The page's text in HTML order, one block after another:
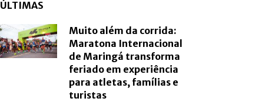
ÚLTIMAS
Muito além da corrida:
Maratona Internacional
de Maringá transforma
feriado em experiência
para atletas, famílias e
turistas